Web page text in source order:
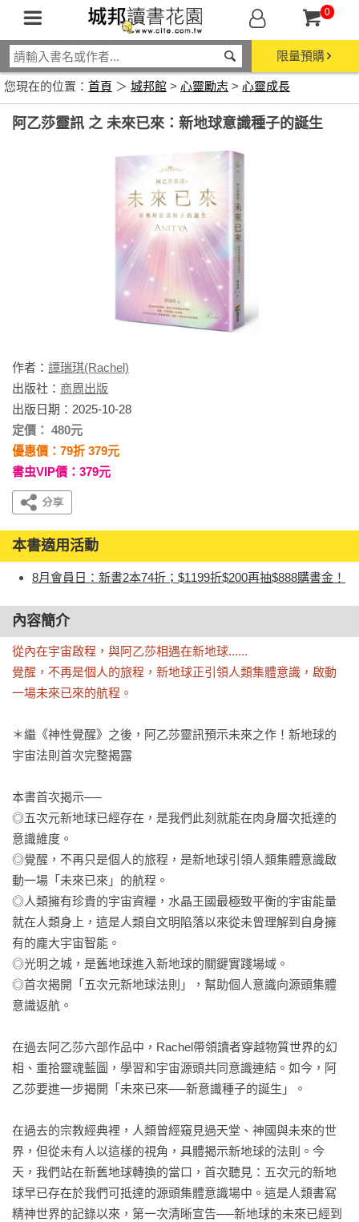
0
限量預購
您現在的位置： 首頁 ＞ 城邦館 > 心靈勵志 > 心靈成長
阿乙莎靈訊 之 未來已來：新地球意識種子的誕生
作者： 譚瑞琪(Rachel)
出版社： 商周出版
出版日期：2025-10-28
定價： 480元
優惠價：79折 379元
書虫VIP價：379元
本書適用活動
8月會員日：新書2本74折；$1199折$200再抽$888購書金！
內容簡介
從內在宇宙啟程，與阿乙莎相遇在新地球......
覺醒，不再是個人的旅程，新地球正引領人類集體意識，啟動
一場未來已來的航程。
＊繼《神性覺醒》之後，阿乙莎靈訊預示未來之作！新地球的
宇宙法則首次完整揭露
本書首次揭示──
◎五次元新地球已經存在，是我們此刻就能在肉身層次抵達的
意識維度。
◎覺醒，不再只是個人的旅程，是新地球引領人類集體意識啟
動一場「未來已來」的航程。
◎人類擁有珍貴的宇宙資糧，水晶王國最極致平衡的宇宙能量
就在人類身上，這是人類自文明陷落以來從未曾理解到自身擁
有的龐大宇宙智能。
◎光明之城，是舊地球進入新地球的關鍵實踐場域。
◎首次揭開「五次元新地球法則」，幫助個人意識向源頭集體
意識返航。
在過去阿乙莎六部作品中，Rachel帶領讀者穿越物質世界的幻
相、重拾靈魂藍圖，學習和宇宙源頭共同意識連結。如今，阿
乙莎要進一步揭開「未來已來──新意識種子的誕生」。
在過去的宗教經典裡，人類曾經窺見過天堂、神國與未來的世
界，但從未有人以這樣的視角，具體揭示新地球的法則。今
天，我們站在新舊地球轉換的當口，首次聽見：五次元的新地
球早已存在於我們可抵達的源頭集體意識場中。這是人類書寫
精神世界的記錄以來，第一次清晰宣告──新地球的未來已經到